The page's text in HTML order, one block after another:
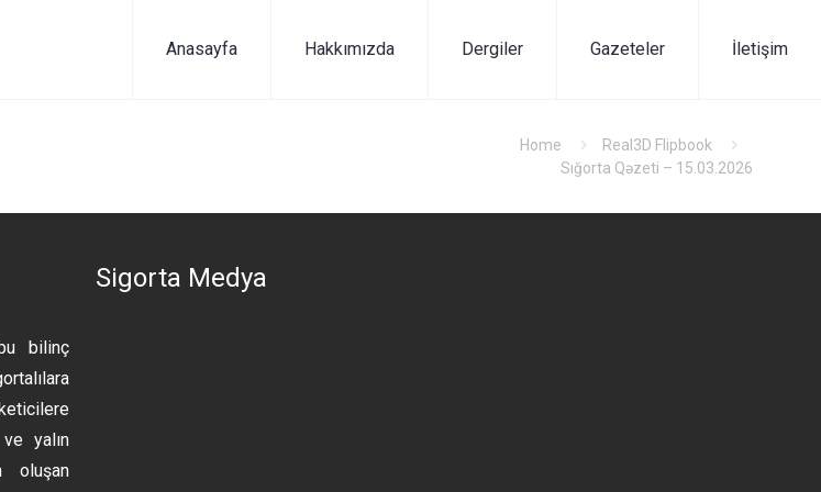
Anasayfa Hakkımızda Dergiler Gazeteler İletişim
Home
Real3D Flipbook
Sığorta Qəzeti – 15.03.2026
bilinç
yalın
oluşan
Sigorta Medya